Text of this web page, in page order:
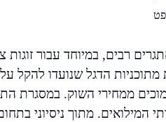
רבים, במיוחד עבור
הדגל שנועדו להקל
ממחירי השוק. במסגרת
המילואים. מתוך ניסיוני